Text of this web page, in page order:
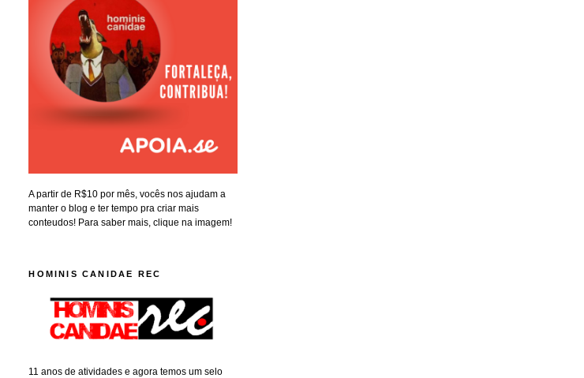
A partir de R$10 por mês, vocês nos ajudam a
manter o blog e ter tempo pra criar mais
conteudos! Para saber mais, clique na imagem!
HOMINIS CANIDAE REC
11 anos de atividades e agora temos um selo